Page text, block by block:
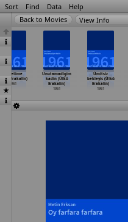
Sort Find Data Help
View Info
Ümitsiz
bekleyis (Ülkü
Erakalin)
1961
Iki yetime
(Ülkü Erakalin)
1961
Unutamadigim
kadin (Ülkü
Erakalin)
1961